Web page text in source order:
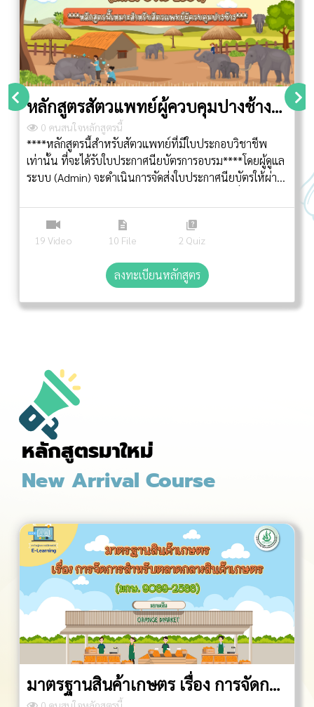
หลักสูตรสัตวแพทย์ผู้ควบคุมปางช้าง
(มกษ.6413-2564)
0 คนสนใจหลักสูตรนี้
****หลักสูตรนี้สำหรับสัตวแพทย์ที่มีใบประกอบวิชาชีพ
เท่านั้น ที่จะได้รับใบประกาศนียบัตรการอบรม****โดยผู้ดูแล
ระบบ (Admin) จะดำเนินการจัดส่งใบประกาศนียบัตรให้ผ่าน
การฝึกอบรมกระทรวงเกษตรและสหกรณ์ ได้ออกกฏกระทรวง
กำหนดมาตรฐานสินค้าเกษตรการปฏิบัติที่ดีสำหรับปางช้าง
เป็นมาตรฐานบังคับ พ.ศ. 2565 โดยได้มีผลบังคับใช้ไปแล้ว
เมื่อวันที่ 19 สิงหาคม 2567 มีที่มาจากปางช้างจำนวนมาก
ที่ประกอบกิจการเกี่ยวกับช้างเพื่อการท่องเที่ยวหรือการแสดง
จัดการควบคุมดูแลและเลี้ยงช้างที่ถูกต้อง ส่งผลให้เกิดปัญหา
มาตรฐาน และเป็นไปตามหลักสวัสดิภาพสัตว์ และยัง
กำหนดให้ผู้ประกอบการปางช้างต้องจัดหาสัตวแพทย์ผู้
ควบคุมปางช้างกำกับดูแลสุขภาพช้าง เช่นเดียวกับมาตรฐาน
ฟาร์มเลี้ยงสัตว์ชนิดอื่นๆ ที่ต้องมีสัตวแพทย์ผู้ควบคุมฟาร์ม
สัตว์ปีก ฟาร์มสุกร เป็นต้น โดยสัตวแพทย์ผู้ควบคุมปางช้าง
จะต้องเป็นผู้ผ่านการฝึกอบรม/สัมมนาหลักสูตร ที่คณะ
กรรมการฝึกอบรม/สัมมนาสัตวแพทย์ผู้ควบคุมฟาร์มเลี้ยง
2560 วัตถุประสงค์ของการอบรม1. เพื่อสร้างความรู้ความ
เข้าใจเกี่ยวกับกฎหมาย ระเบียบ มาตรฐาน โดยเฉพาะพระ
ราชบัญญัติมาตรฐานสินค้าเกษตร พ.ศ. 2551และที่แก้ไข
เพิ่มเติม2. เพื่อสร้างความรู้ ด้านสรีรวิทยา กายวิภาค
พฤติกรรม โรคการตรวจวินิจฉัยและการรักษาและการป้องกัน
โรคและสวัสดิภาพช้างเป็นอย่างดี3. เพื่อสร้างความรู้ความ
เข้าใจด้านการจัดการปางช้างให้เหมาะสม และเป็นไปตาม
กฎหมายที่เกี่ยวข้อง รวมถึงการจัดการสถานการณ์ตกมัน
ความไม่ปลอดภัยต่อนักท่องเที่ยวและผู้ปฏิบัติงานในปาง
ช้าง
19 Video 10 File 2 Quiz
ลงทะเบียนหลักสูตร
หลักสูตรมาใหม่
New Arrival Course
มาตรฐานสินค้าเกษตร เรื่อง การจัดการ